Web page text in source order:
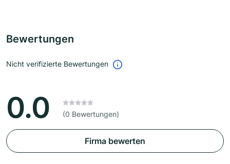
Bewertungen
Nicht verifizierte Bewertungen
0.0 (0 Bewertungen)
Firma bewerten